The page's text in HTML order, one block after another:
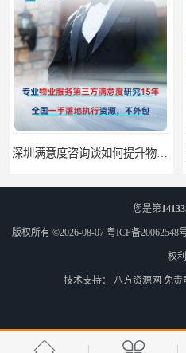
深圳满意度咨询谈如何提升物业满意度
您是第
版权所有 ©2026-08-07 粤ICP备20062548
权利.
技术支持： 八方资源网 免责